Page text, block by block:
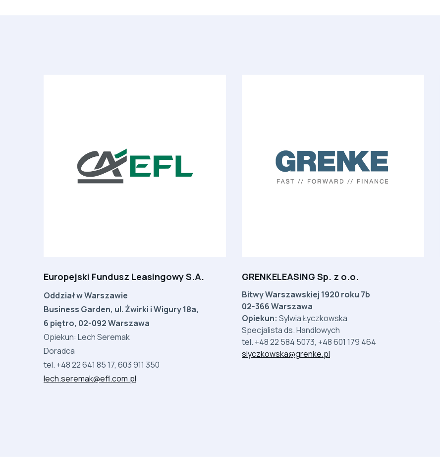
Europejski Fundusz Leasingowy S.A.
Oddział w Warszawie
Business Garden, ul. Żwirki i Wigury 18a,
6 piętro, 02-092 Warszawa
Opiekun: Lech Seremak
Doradca
tel. +48 22 641 85 17, 603 911 350
lech.seremak@efl.com.pl
GRENKELEASING Sp. z o.o.
Bitwy Warszawskiej 1920 roku 7b
02-366 Warszawa
Opiekun: Sylwia Łyczkowska
Specjalista ds. Handlowych
tel. +48 22 584 5073, +48 601 179 464
slyczkowska@grenke.pl